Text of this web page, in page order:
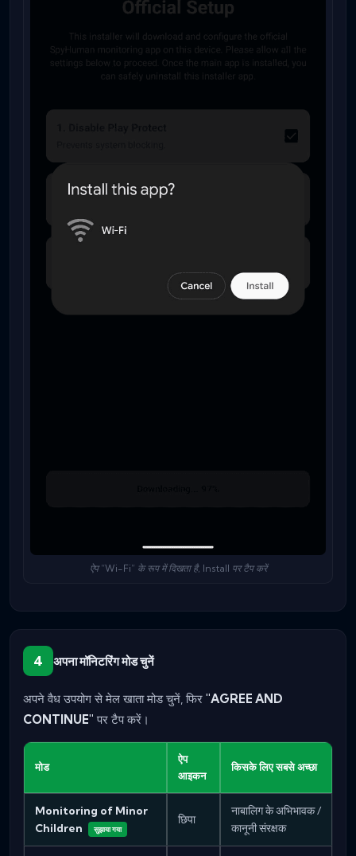
ऐप “Wi-Fi” के रूप में दिखता है, Install पर टैप करें
4 अपना मॉनिटरिंग मोड चुनें
अपने वैध उपयोग से मेल खाता मोड चुनें, फिर "AGREE AND
CONTINUE" पर टैप करें।
मोड
ऐप
आइकन
किसके लिए सबसे अच्छा
Monitoring of Minor
Children
सुझाया गया
छिपा
नाबालिग के अभिभावक /
कानूनी संरक्षक